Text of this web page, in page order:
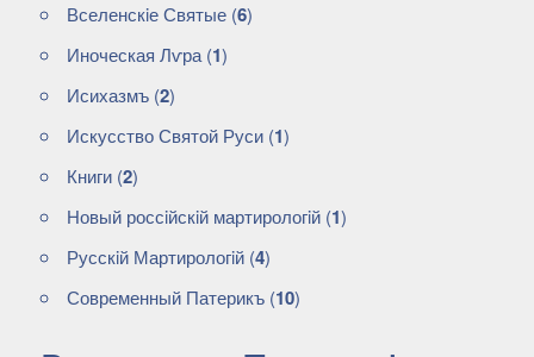
Вселенскiе Святые(6)
Иноческая Лѵра(1)
Исихазмъ(2)
Искусство Святой Руси(1)
Книги(2)
Новый россiйскiй мартирологiй(1)
Русскiй Мартирологiй(4)
Современный Патерикъ(10)